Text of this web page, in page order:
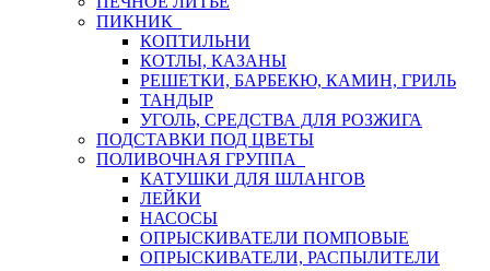
ПИКНИК
КОПТИЛЬНИ
КОТЛЫ, КАЗАНЫ
РЕШЕТКИ, БАРБЕКЮ, КАМИН, ГРИЛЬ
ТАНДЫР
УГОЛЬ, СРЕДСТВА ДЛЯ РОЗЖИГА
ПОДСТАВКИ ПОД ЦВЕТЫ
ПОЛИВОЧНАЯ ГРУППА
КАТУШКИ ДЛЯ ШЛАНГОВ
ЛЕЙКИ
НАСОСЫ
ОПРЫСКИВАТЕЛИ ПОМПОВЫЕ
ОПРЫСКИВАТЕЛИ, РАСПЫЛИТЕЛИ